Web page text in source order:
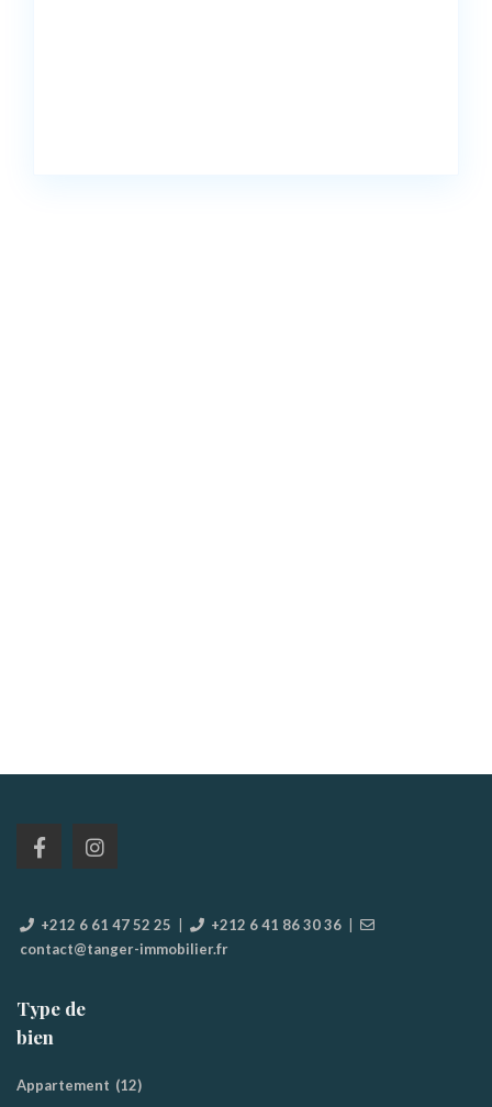
+212 6 61 47 52 25 +212 6 41 86 30 36
contact@tanger-immobilier.fr
Type de
bien
Appartement (12)